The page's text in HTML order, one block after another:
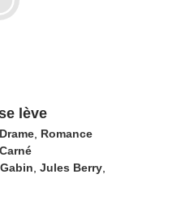
lève
Drame Romance
,Jules Berry